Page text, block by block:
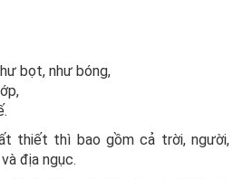
bọt, như bóng,
thiết thì bao gồm cả trời, người,
địa ngục.